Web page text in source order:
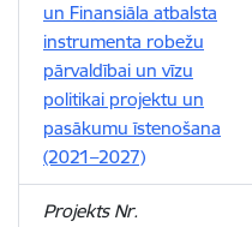
un Finansiāla atbalsta
instrumenta robežu
pārvaldībai un vīzu
politikai projektu un
pasākumu īstenošana
(2021–2027)
Projekts Nr.